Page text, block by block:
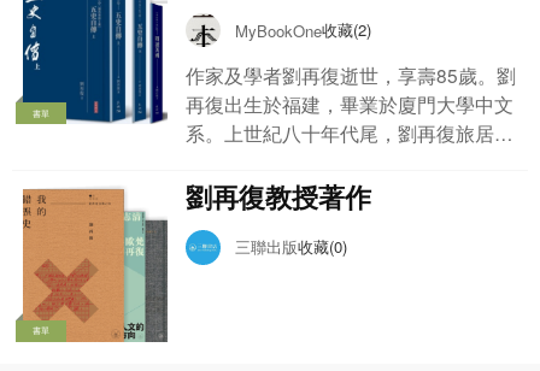
書單
MyBookOne收藏(2)
作家及學者劉再復逝世，享壽85歲。劉
再復出生於福建，畢業於廈門大學中文
系。上世紀八十年代尾，劉再復旅居海
學、瑞典斯德歌爾摩大學、加拿大卑詩
大學及香港城市大學、香港科技大學等
院校擔任過名譽教授、訪問學者及客座
書單
劉再復教授著作
三聯出版收藏(0)